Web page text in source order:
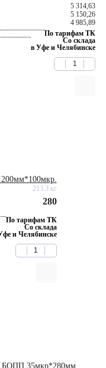
5 314,63
5 150,26
4 985,89
По тарифам ТК
Со склада
в Уфе и Челябинске
200мм*100мкр.
213.3 кг
280
По тарифам ТК
Со склада
и Челябинске
БОПП 35мкр*280мм